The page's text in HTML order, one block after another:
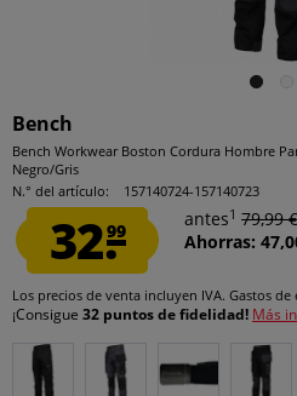
Bench
Bench Workwear Boston Cordura Hombre
Negro/Gris
N.° del artículo:
157140724-157140723
32.99
antes1 79,99 €
Ahorras:
Los precios de venta incluyen IVA. Gastos de
¡Consigue 32 puntos de fidelidad! Más